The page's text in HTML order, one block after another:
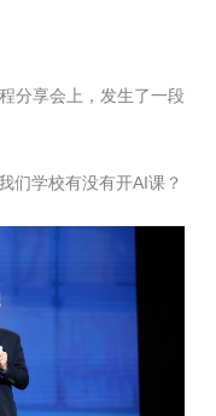
分享会上，发生了一段
们学校有没有开AI课？